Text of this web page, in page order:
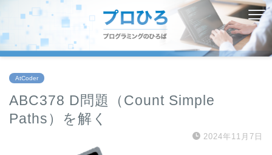
AtCoder
ABC378 D問題（Count Simple
Paths）を解く
2024年11月7日